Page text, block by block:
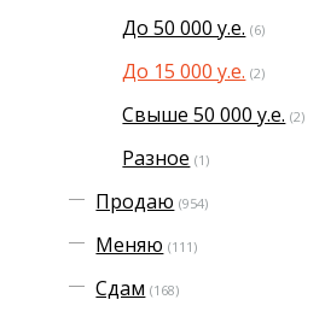
До 50 000 у.е. (6)
До 15 000 у.е. (2)
Свыше 50 000 у.е. (2)
Разное (1)
Продаю (954)
Меняю (111)
Сдам (168)